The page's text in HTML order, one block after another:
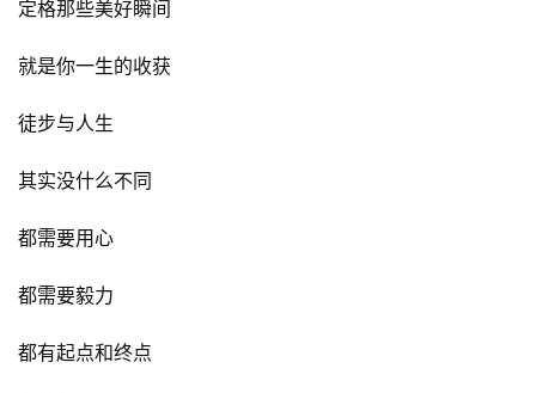
定格那些美好瞬间
就是你一生的收获
徒步与人生
其实没什么不同
都需要用心
都需要毅力
都有起点和终点